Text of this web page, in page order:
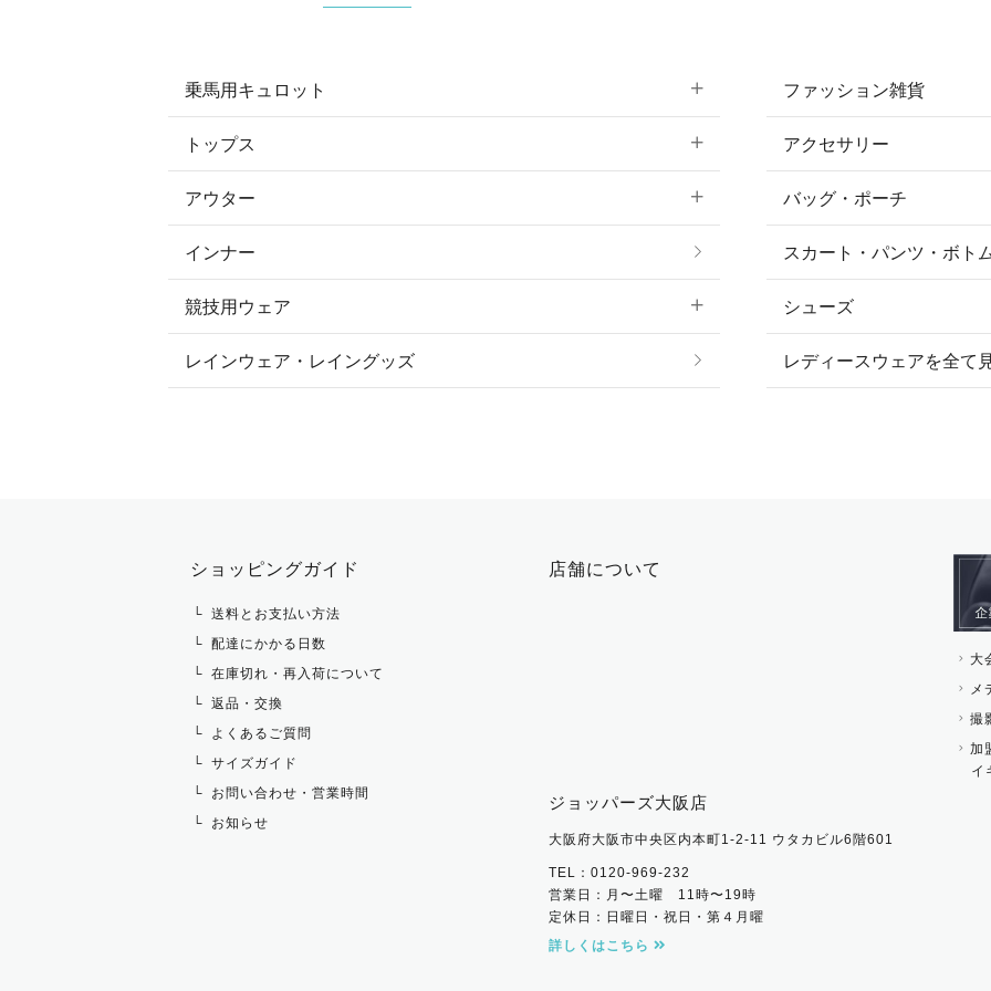
乗馬用キュロット
すべてのキュロット
フルグリップ・尻革 キュロット
ニーグリップ・膝革 キュロット
トップス
すべてのトップス
ポロシャツ
カットソー・Tシャツ・タンクトップ
その他 トップス
アウター
すべてのアウター
コート
ジャケット・ブルゾン
インナー
競技用ウェア
すべての競技用ウェア
レインウェア・レイングッズ
ファッション雑貨
すべてのファッション
ソックス
ベルト
キーホルダー・チャ
その他 ファッション雑
アクセサリー
すべてのアクセサリー
リング
ピアス・イヤリング
その他 アクセサリー
バッグ・ポーチ
スカート・パンツ・ボト
シューズ
レディースウェアを全て
ショッピングガイド
送料とお支払い方法
配達にかかる日数
在庫切れ・再入荷について
返品・交換
よくあるご質問
サイズガイド
お問い合わせ・営業時間
お知らせ
店舗について
ジョッパーズ大阪店
大阪府大阪市中央区内本町1-2-11 ウタカビル6階601
TEL：0120-969-232
営業日：月〜土曜 11時〜19時
定休日：日曜日・祝日・第４月曜
詳しくはこちら
大
メ
撮
加
イ